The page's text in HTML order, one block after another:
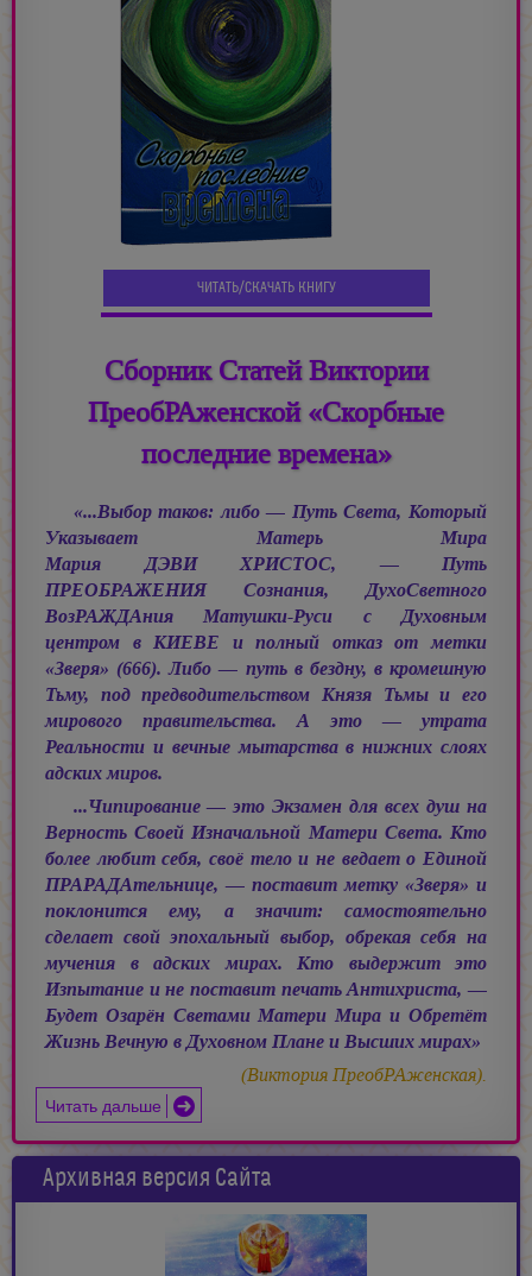
ЧИТАТЬ/СКАЧАТЬ КНИГУ
Сборник Статей Виктории
ПреобРАженской «Скорбные
последние времена»
«...Выбор таков: либо — Путь Света, Который
Указывает Матерь Мира
Мария ДЭВИ ХРИСТОС, —Путь
ПРЕОБРАЖЕНИЯ Сознания, ДухоСветного
ВозРАЖДАния Матушки-Руси с Духовным
центром в КИЕВЕ и полный отказ от метки
«Зверя» (666). Либо — путь в бездну, в кромешную
Тьму, под предводительством Князя Тьмы и его
мирового правительства. А это — утрата
Реальности и вечные мытарства в нижних слоях
адских миров.
...Чипирование — это Экзамен для всех душ на
Верность Своей Изначальной Матери Света. Кто
более любит себя, своё тело и не ведает о Единой
ПРАРАДАтельнице, — поставит метку «Зверя» и
поклонится ему, а значит: самостоятельно
сделает свой эпохальный выбор, обрекая себя на
мучения в адских мирах. Кто выдержит это
Изпытание и не поставит печать Антихриста, —
Будет Озарён Светами Матери Мира и Обретёт
Жизнь Вечную в Духовном Плане и Высших мирах»
(Виктория ПреобРАженская).
Читать дальше
Архивная версия Сайта